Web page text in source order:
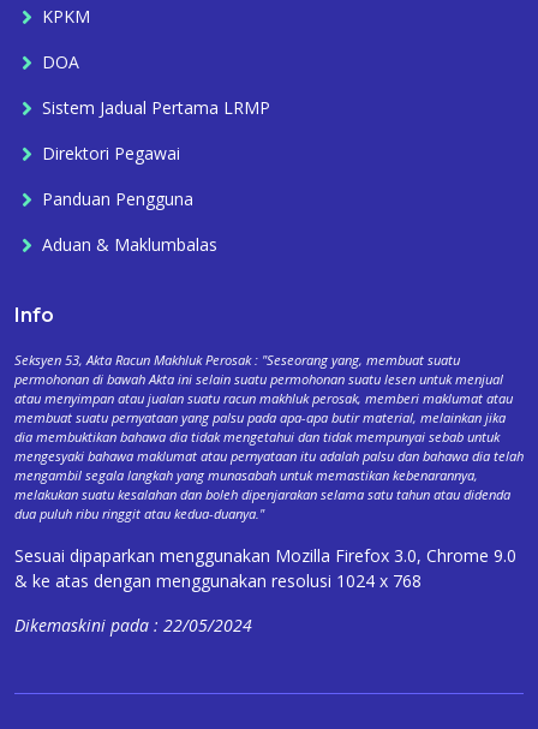
KPKM
DOA
Sistem Jadual Pertama LRMP
Direktori Pegawai
Panduan Pengguna
Aduan & Maklumbalas
Info
Seksyen 53, Akta Racun Makhluk Perosak : "Seseorang yang, membuat suatu
permohonan di bawah Akta ini selain suatu permohonan suatu lesen untuk menjual
atau menyimpan atau jualan suatu racun makhluk perosak, memberi maklumat atau
membuat suatu pernyataan yang palsu pada apa-apa butir material, melainkan jika
dia membuktikan bahawa dia tidak mengetahui dan tidak mempunyai sebab untuk
mengesyaki bahawa maklumat atau pernyataan itu adalah palsu dan bahawa dia telah
mengambil segala langkah yang munasabah untuk memastikan kebenarannya,
melakukan suatu kesalahan dan boleh dipenjarakan selama satu tahun atau didenda
dua puluh ribu ringgit atau kedua-duanya."
Sesuai dipaparkan menggunakan Mozilla Firefox 3.0, Chrome 9.0
& ke atas dengan menggunakan resolusi 1024 x 768
Dikemaskini pada : 22/05/2024